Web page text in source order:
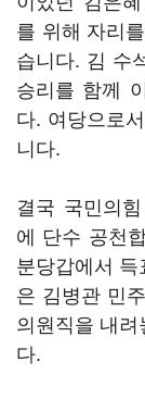
를 위해 자리
습니다. 김 수
승리를 함께
다. 여당으로
니다.
결국 국민의
에 단수 공천
분당갑에서
은 김병관 민
의원직을 내려
다.